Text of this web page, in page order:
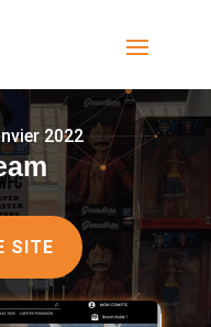
2022
SITE